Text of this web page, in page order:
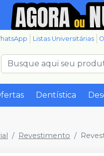
Listas Universitárias
Dentística
Revestimento